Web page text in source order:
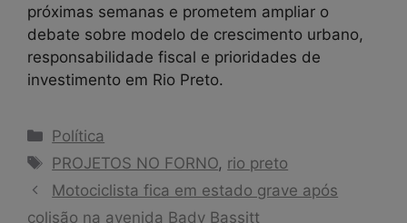
próximas semanas e prometem ampliar o
debate sobre modelo de crescimento urbano,
responsabilidade fiscal e prioridades de
investimento em Rio Preto.
Categorias
Política
Tags
PROJETOS NO FORNO, rio preto
Motociclista fica em estado grave após
colisão na avenida Bady Bassitt